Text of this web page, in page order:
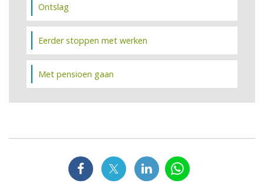
Ontslag
Eerder stoppen met werken
Met pensioen gaan